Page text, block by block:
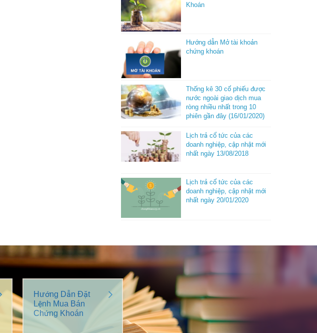
Khoán
Hướng dẫn Mở tài khoản
chứng khoán
Thống kê 30 cổ phiếu được
nước ngoài giao dịch mua
ròng nhiều nhất trong 10
phiên gần đây (16/01/2020)
Lịch trả cổ tức của các
doanh nghiệp, cập nhật mới
nhất ngày 13/08/2018
Lịch trả cổ tức của các
doanh nghiệp, cập nhật mới
nhất ngày 20/01/2020
Hướng Dẫn Đặt
Lệnh Mua Bán
Chứng Khoán